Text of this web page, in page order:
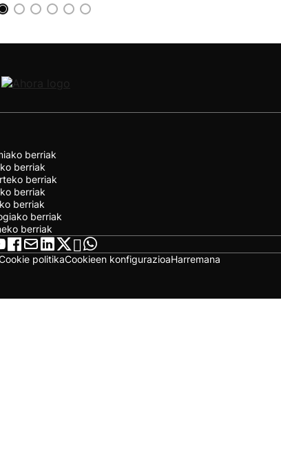
berriak
berriak
berriak
berriak
berriak
berriak
berriak
politikaCookieen konfigurazioaHarremana